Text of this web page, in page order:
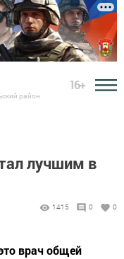
район
16+
лучшим в
1415 0 0
врач общей